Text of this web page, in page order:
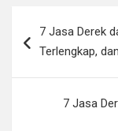
navigation
7 Jasa Derek
Terlengkap,
7 Jasa